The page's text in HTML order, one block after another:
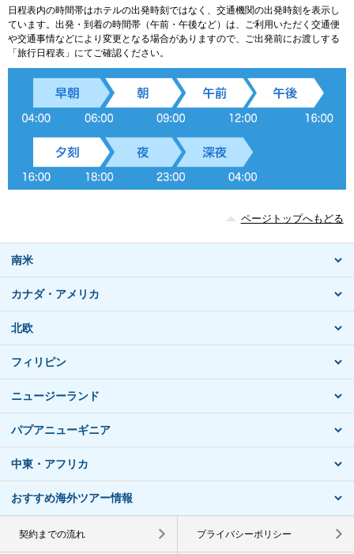
日程表内の時間帯はホテルの出発時刻ではなく、交通機関の出発時刻を表示し
ています。出発・到着の時間帯（午前・午後など）は、ご利用いただく交通便
や交通事情などにより変更となる場合がありますので、ご出発前にお渡しする
「旅行日程表」にてご確認ください。
ページトップへもどる
南米
カナダ・アメリカ
北欧
フィリピン
ニュージーランド
パプアニューギニア
中東・アフリカ
おすすめ海外ツアー情報
契約までの流れ プライバシーポリシー